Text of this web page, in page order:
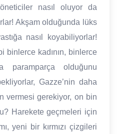
nasıl oluyor da
Akşam olduğunda lüks
nasıl koyabiliyorlar!
binlerce kadının, binlerce
paramparça olduğunu
Gazze’nin daha
vermesi gerekiyor, on bin
Harekete geçmeleri için
yeni bir kırmızı çizgileri